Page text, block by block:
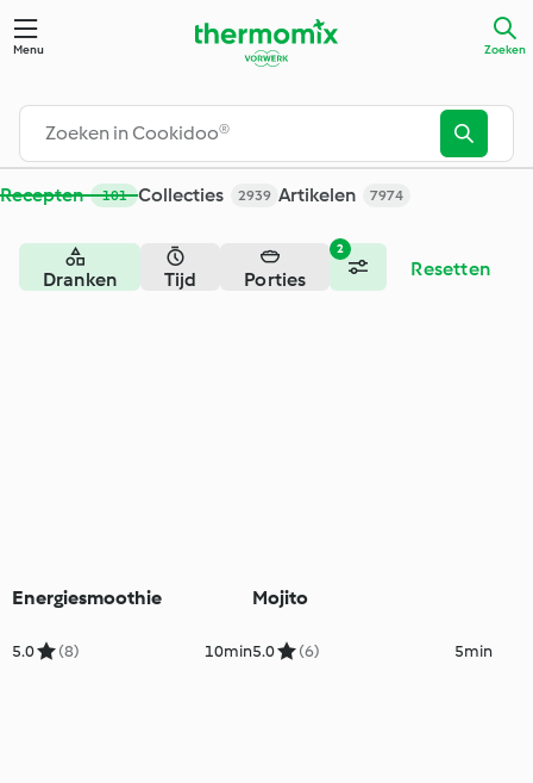
Menu Zoeken
Recepten 101 Collecties 2939 Artikelen 7974
2
Dranken Tijd Porties Resetten
Energiesmoothie
5.0 (8) 10min
Mojito
5.0 (6) 5min
Zoeken - Cookidoo® – het officiële Thermomix®-